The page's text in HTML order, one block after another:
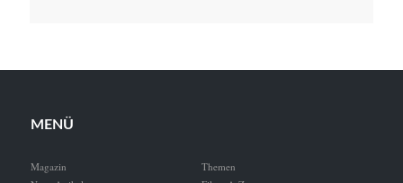
MENÜ
Magazin
Themen